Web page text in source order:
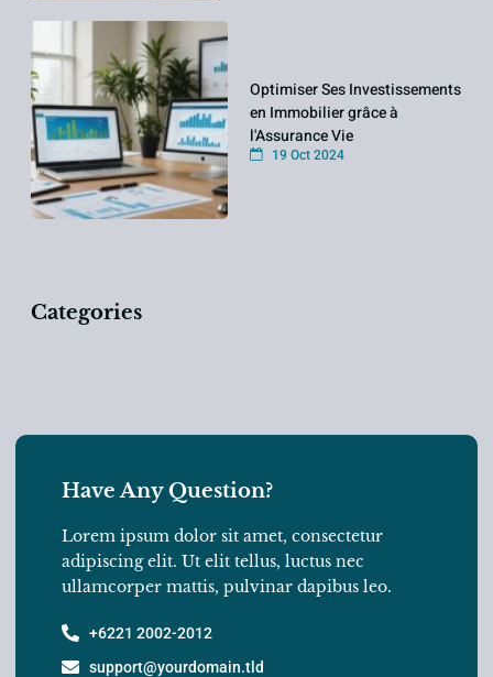
Optimiser Ses Investissements
en Immobilier grâce à
l'Assurance Vie
19 Oct 2024
Categories
Have Any Question?
Lorem ipsum dolor sit amet, consectetur
adipiscing elit. Ut elit tellus, luctus nec
ullamcorper mattis, pulvinar dapibus leo.
+6221 2002-2012
support@yourdomain.tld